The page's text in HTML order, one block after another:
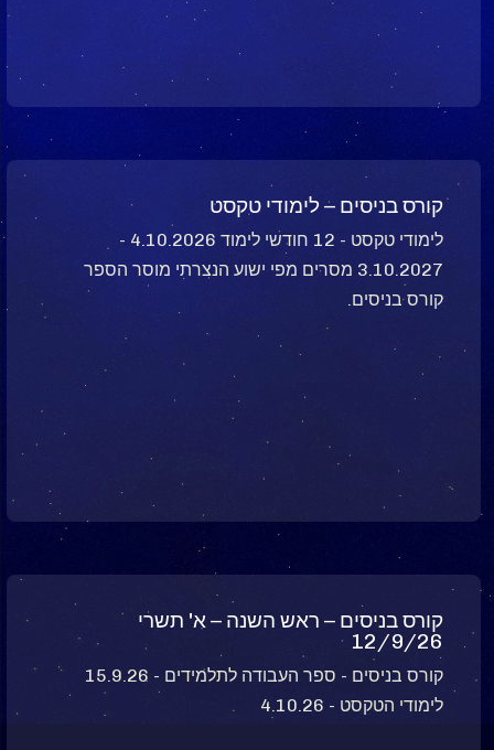
קורס בניסים – לימודי טקסט
לימודי טקסט - 12 חודשי לימוד 4.10.2026 -
3.10.2027 מסרים מפי ישוע הנצרתי מוסר הספר
קורס בניסים.
קורס בניסים – ראש השנה – א' תשרי
12/9/26
קורס בניסים - ספר העבודה לתלמידים - 15.9.26
לימודי הטקסט - 4.10.26